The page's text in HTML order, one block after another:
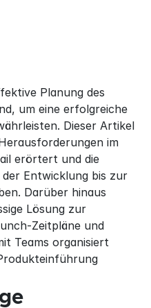
Planung des
um eine erfolgreiche
Dieser Artikel
erörtert und die
Entwicklung bis zur
Darüber hinaus
Lösung zur
Zeitpläne und
Teams organisiert